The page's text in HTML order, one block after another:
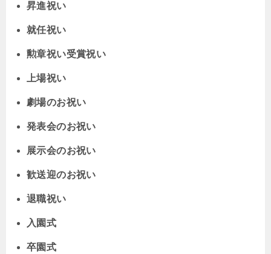
昇進祝い
就任祝い
勲章祝い受賞祝い
上場祝い
劇場のお祝い
発表会のお祝い
展示会のお祝い
歓送迎のお祝い
退職祝い
入園式
卒園式